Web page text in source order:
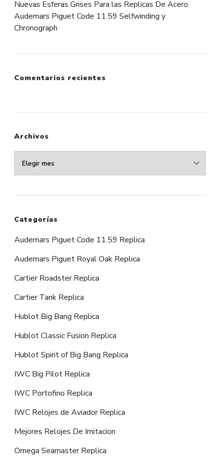
Nuevas Esferas Grises Para las Replicas De Acero
Audemars Piguet Code 11.59 Selfwinding y
Chronograph
Comentarios recientes
Archivos
Archivos
Categorías
Audemars Piguet Code 11.59 Replica
Audemars Piguet Royal Oak Replica
Cartier Roadster Replica
Cartier Tank Replica
Hublot Big Bang Replica
Hublot Classic Fusion Replica
Hublot Spirit of Big Bang Replica
IWC Big Pilot Replica
IWC Portofino Replica
IWC Relojes de Aviador Replica
Mejores Relojes De Imitacion
Omega Seamaster Replica